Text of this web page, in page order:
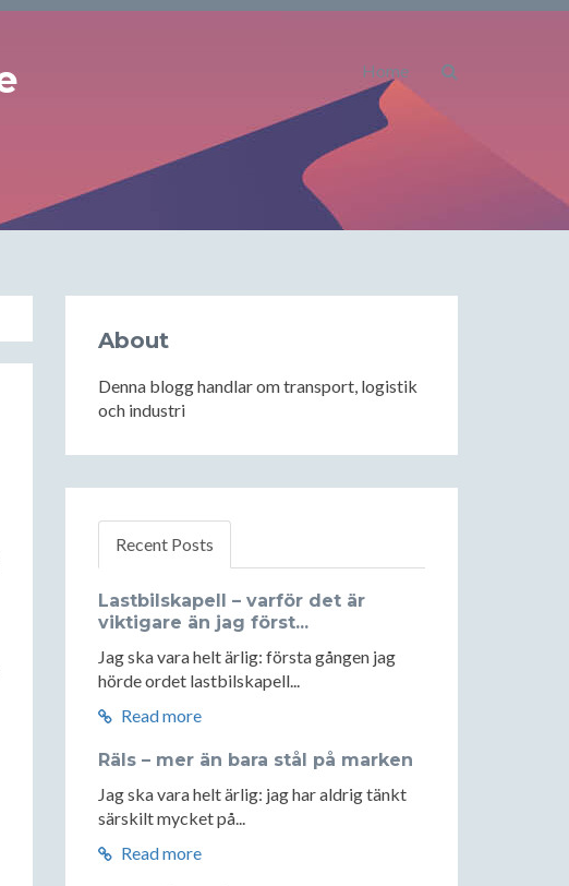
Home
About
Denna blogg handlar om transport, logistik
och industri
Recent Posts
Lastbilskapell – varför det är
viktigare än jag först...
Jag ska vara helt ärlig: första gången jag
hörde ordet lastbilskapell...
Read more
Räls – mer än bara stål på marken
Jag ska vara helt ärlig: jag har aldrig tänkt
särskilt mycket på...
Read more